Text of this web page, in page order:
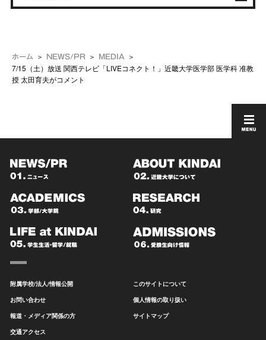
ホーム NEWS/PR MEDIA
7/15（土）放送 関西テレビ「LIVEコネクト！」近畿大学医学部 医学科 准教
授 太田育夫がコメント
附属学校/法人/情報公開
お問い合わせ
報道・メディア関係の方
交通アクセス
このサイトについて
個人情報の取り扱い
サイトマップ